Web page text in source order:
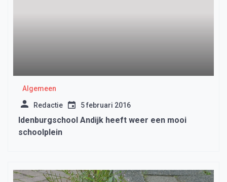
Algemeen
Redactie 5 februari 2016
Idenburgschool Andijk heeft weer een mooi
schoolplein